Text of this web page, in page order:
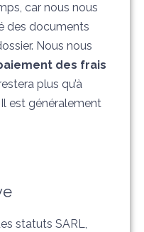
car nous nous
des documents
Nous nous
des frais
plus qu’à
Il est généralement
statuts SARL,